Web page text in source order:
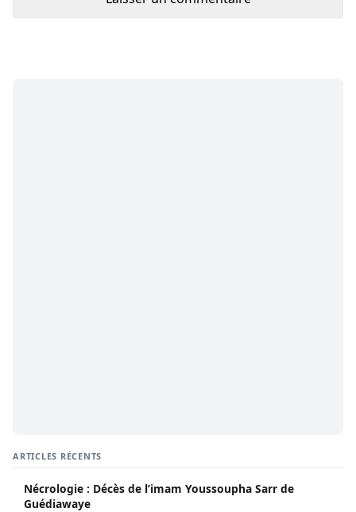
ARTICLES RÉCENTS
Nécrologie : Décès de l’imam Youssoupha Sarr de
Guédiawaye